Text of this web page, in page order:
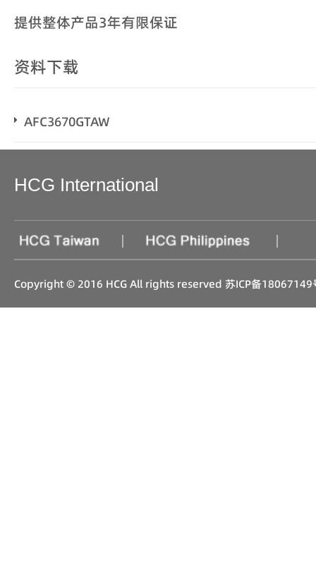
提供整体产品3年有限保证
资料下载
AFC3670GTAW
HCG International
| |
Copyright © 2016 HCG All rights reserved 苏ICP备